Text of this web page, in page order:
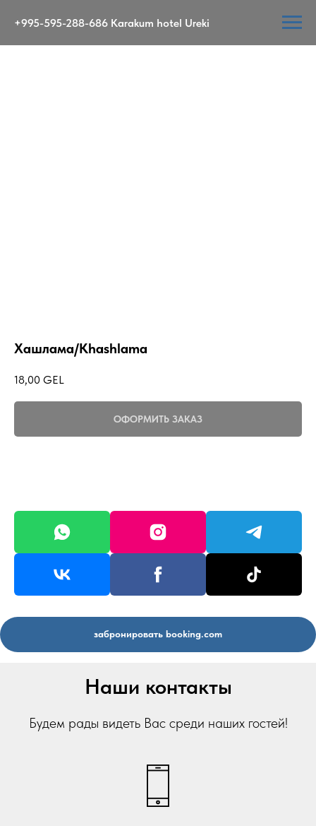
+995-595-288-686 Karakum hotel Ureki
Хашлама/Khashlama
18,00 GEL
ОФОРМИТЬ ЗАКАЗ
забронировать booking.com
Наши контакты
Будем рады видеть Вас среди наших гостей!